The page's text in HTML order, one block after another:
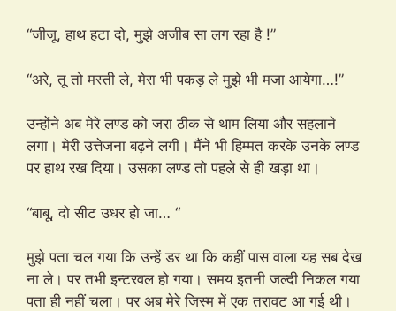
“जीजू, हाथ हटा दो, मुझे अजीब सा लग रहा है !”
“अरे, तू तो मस्ती ले, मेरा भी पकड़ ले मुझे भी मजा आयेगा…!”
उन्होंने अब मेरे लण्ड को जरा ठीक से थाम लिया और सहलाने
लगा। मेरी उत्तेजना बढ़ने लगी। मैंने भी हिम्मत करके उनके लण्ड
पर हाथ रख दिया। उसका लण्ड तो पहले से ही खड़ा था।
“बाबू, दो सीट उधर हो जा… “
मुझे पता चल गया कि उन्हें डर था कि कहीं पास वाला यह सब देख
ना ले। पर तभी इन्टरवल हो गया। समय इतनी जल्दी निकल गया
पता ही नहीं चला। पर अब मेरे जिस्म में एक तरावट आ गई थी।